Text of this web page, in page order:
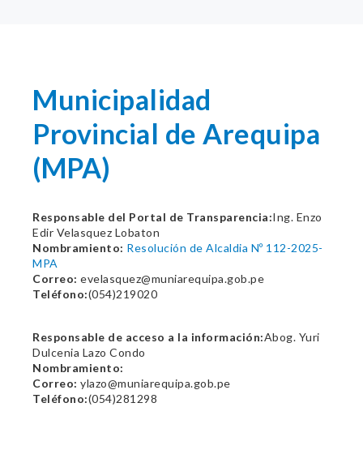
Municipalidad
Provincial de Arequipa
(MPA)
Responsable del Portal de Transparencia:Ing. Enzo
Edir Velasquez Lobaton
Nombramiento: Resolución de Alcaldia Nº 112-2025-
MPA
Correo: evelasquez@muniarequipa.gob.pe
Teléfono:(054)219020
Responsable de acceso a la información:Abog. Yuri
Dulcenia Lazo Condo
Nombramiento:
Correo: ylazo@muniarequipa.gob.pe
Teléfono:(054)281298